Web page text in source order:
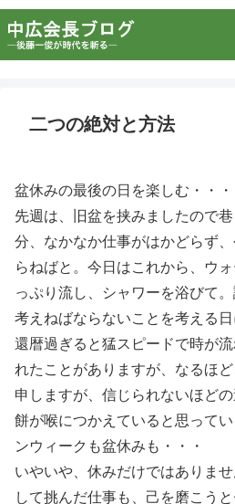
二つの絶対と方法
盆休みの最後の日を楽しむ・・・
先週は、旧盆を挟みましたので
分、なかなか仕事がはかどらず
らねばと。今日はこれから、ウ
っぷり流し、シャワーを浴びて
考えねばならないことを考える日
還暦過ぎると猛スピードで時が
れたことがありますが、なるほ
申しますが、信じられないほど
餅が喉につかえていると思って
ンウィークも盆休みも・・・
いやいや、休みだけではありま
して挑んだ仕事も、己を磨こう